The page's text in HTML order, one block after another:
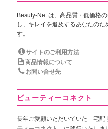
Beauty-Net は、高品質・低価格
し、キレイを追及するあなたの
す。
サイトのご利用方法
商品情報について
お問い合せ先
ビューティーコネクト
長年ご愛顧いただいていた「宅配